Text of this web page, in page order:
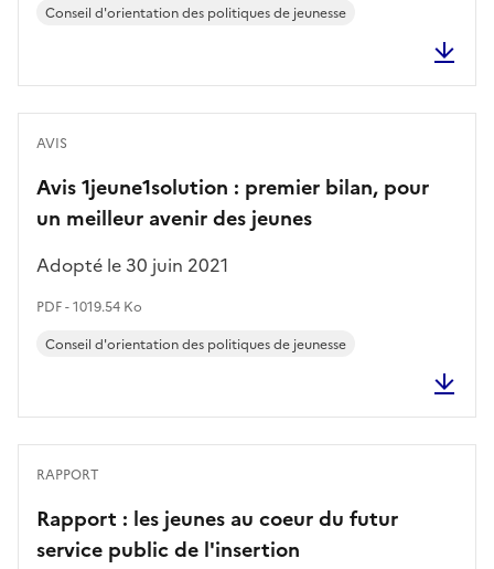
Conseil d'orientation des politiques de jeunesse
AVIS
Avis 1jeune1solution : premier bilan, pour
un meilleur avenir des jeunes
Adopté le 30 juin 2021
PDF - 1019.54 Ko
Conseil d'orientation des politiques de jeunesse
RAPPORT
Rapport : les jeunes au coeur du futur
service public de l'insertion